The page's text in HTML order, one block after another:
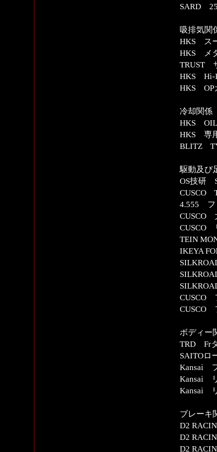
SARD
吸排気関
HKS ス
HKS メ
TRUST
HKS Hi-
HKS OP
冷却関係
HKS OIL
HKS 専
BLITZ
駆動及び
OS技研
CUSCO
4.555 フ
CUSCO
CUSCO
TEIN
IKEYA
CUSCO
CUSCO
ボディー
TRD Fr
SAITOロ
Kansai
Kansai
Kansai
ブレーキ
D2
D2
D2